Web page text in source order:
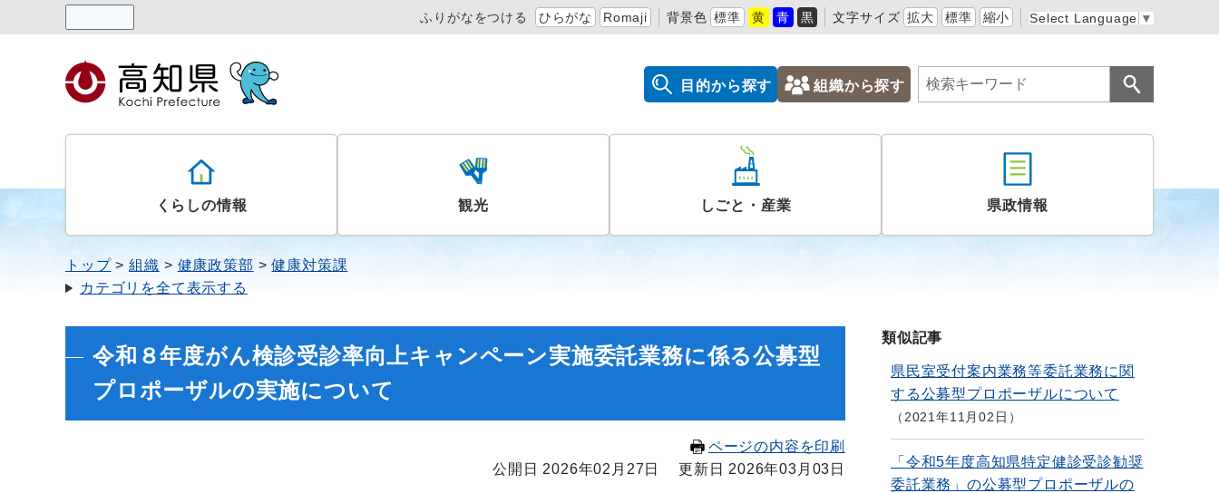
ふりがなをつける ひらがな Romaji 背景色 標準 黄 青 黒 文字サイズ 拡大 標準 縮小 Select Language ▼
目的から探す 組織から探す
くらしの情報 観光 しごと・産業 県政情報
トップ 組織 健康政策部
健康対策課
カテゴリを全て表示する
令和８年度がん検診受診率向上キャンペーン実施委託業務に係る公募型
プロポーザルの実施について
ページの内容を印刷
公開日 2026年02月27日
更新日 2026年03月03日
類似記事
県民室受付案内業務等委託業務に関
する公募型プロポーザルについて
2021年11月02日
「令和5年度高知県特定健診受診勧奨
委託業務」の公募型プロポーザルの